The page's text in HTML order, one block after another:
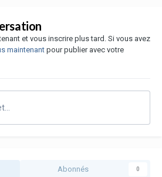
et vous inscrire plus tard. Si vous avez
maintenantpour publier avec votre
Abonnés 0